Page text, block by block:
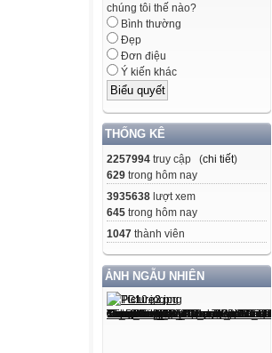
chúng tôi thế nào?
Bình thường
Đẹp
Đơn điệu
Ý kiến khác
THỐNG KÊ
2257994 truy cập (chi tiết)
629 trong hôm nay
3935638 lượt xem
645 trong hôm nay
1047 thành viên
ẢNH NGẪU NHIÊN